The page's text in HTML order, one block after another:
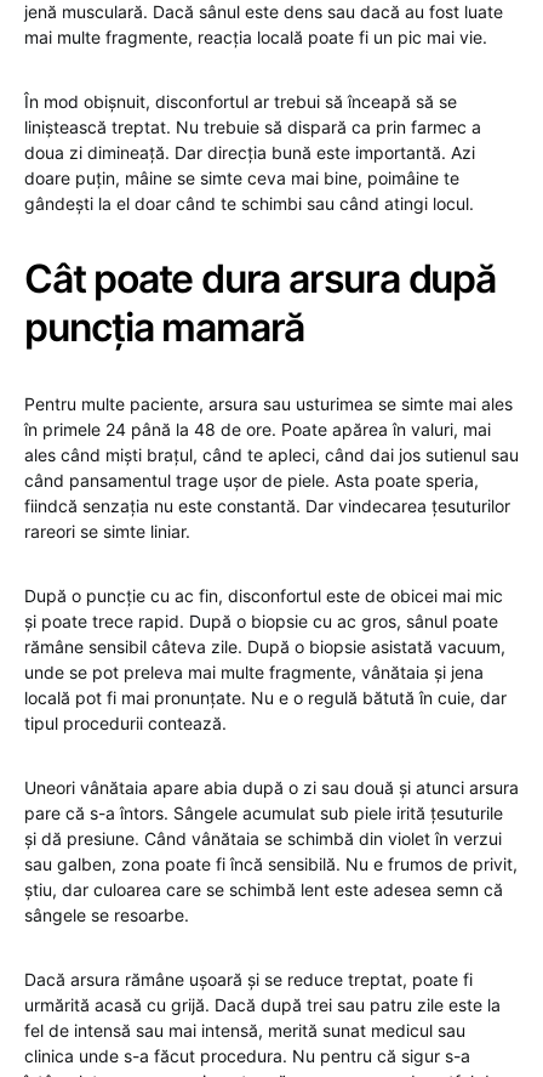
jenă musculară. Dacă sânul este dens sau dacă au fost luate
mai multe fragmente, reacția locală poate fi un pic mai vie.
În mod obișnuit, disconfortul ar trebui să înceapă să se
liniștească treptat. Nu trebuie să dispară ca prin farmec a
doua zi dimineață. Dar direcția bună este importantă. Azi
doare puțin, mâine se simte ceva mai bine, poimâine te
gândești la el doar când te schimbi sau când atingi locul.
Cât poate dura arsura după
puncția mamară
Pentru multe paciente, arsura sau usturimea se simte mai ales
în primele 24 până la 48 de ore. Poate apărea în valuri, mai
ales când miști brațul, când te apleci, când dai jos sutienul sau
când pansamentul trage ușor de piele. Asta poate speria,
fiindcă senzația nu este constantă. Dar vindecarea țesuturilor
rareori se simte liniar.
După o puncție cu ac fin, disconfortul este de obicei mai mic
și poate trece rapid. După o biopsie cu ac gros, sânul poate
rămâne sensibil câteva zile. După o biopsie asistată vacuum,
unde se pot preleva mai multe fragmente, vânătaia și jena
locală pot fi mai pronunțate. Nu e o regulă bătută în cuie, dar
tipul procedurii contează.
Uneori vânătaia apare abia după o zi sau două și atunci arsura
pare că s-a întors. Sângele acumulat sub piele irită țesuturile
și dă presiune. Când vânătaia se schimbă din violet în verzui
sau galben, zona poate fi încă sensibilă. Nu e frumos de privit,
știu, dar culoarea care se schimbă lent este adesea semn că
sângele se resoarbe.
Dacă arsura rămâne ușoară și se reduce treptat, poate fi
urmărită acasă cu grijă. Dacă după trei sau patru zile este la
fel de intensă sau mai intensă, merită sunat medicul sau
clinica unde s-a făcut procedura. Nu pentru că sigur s-a